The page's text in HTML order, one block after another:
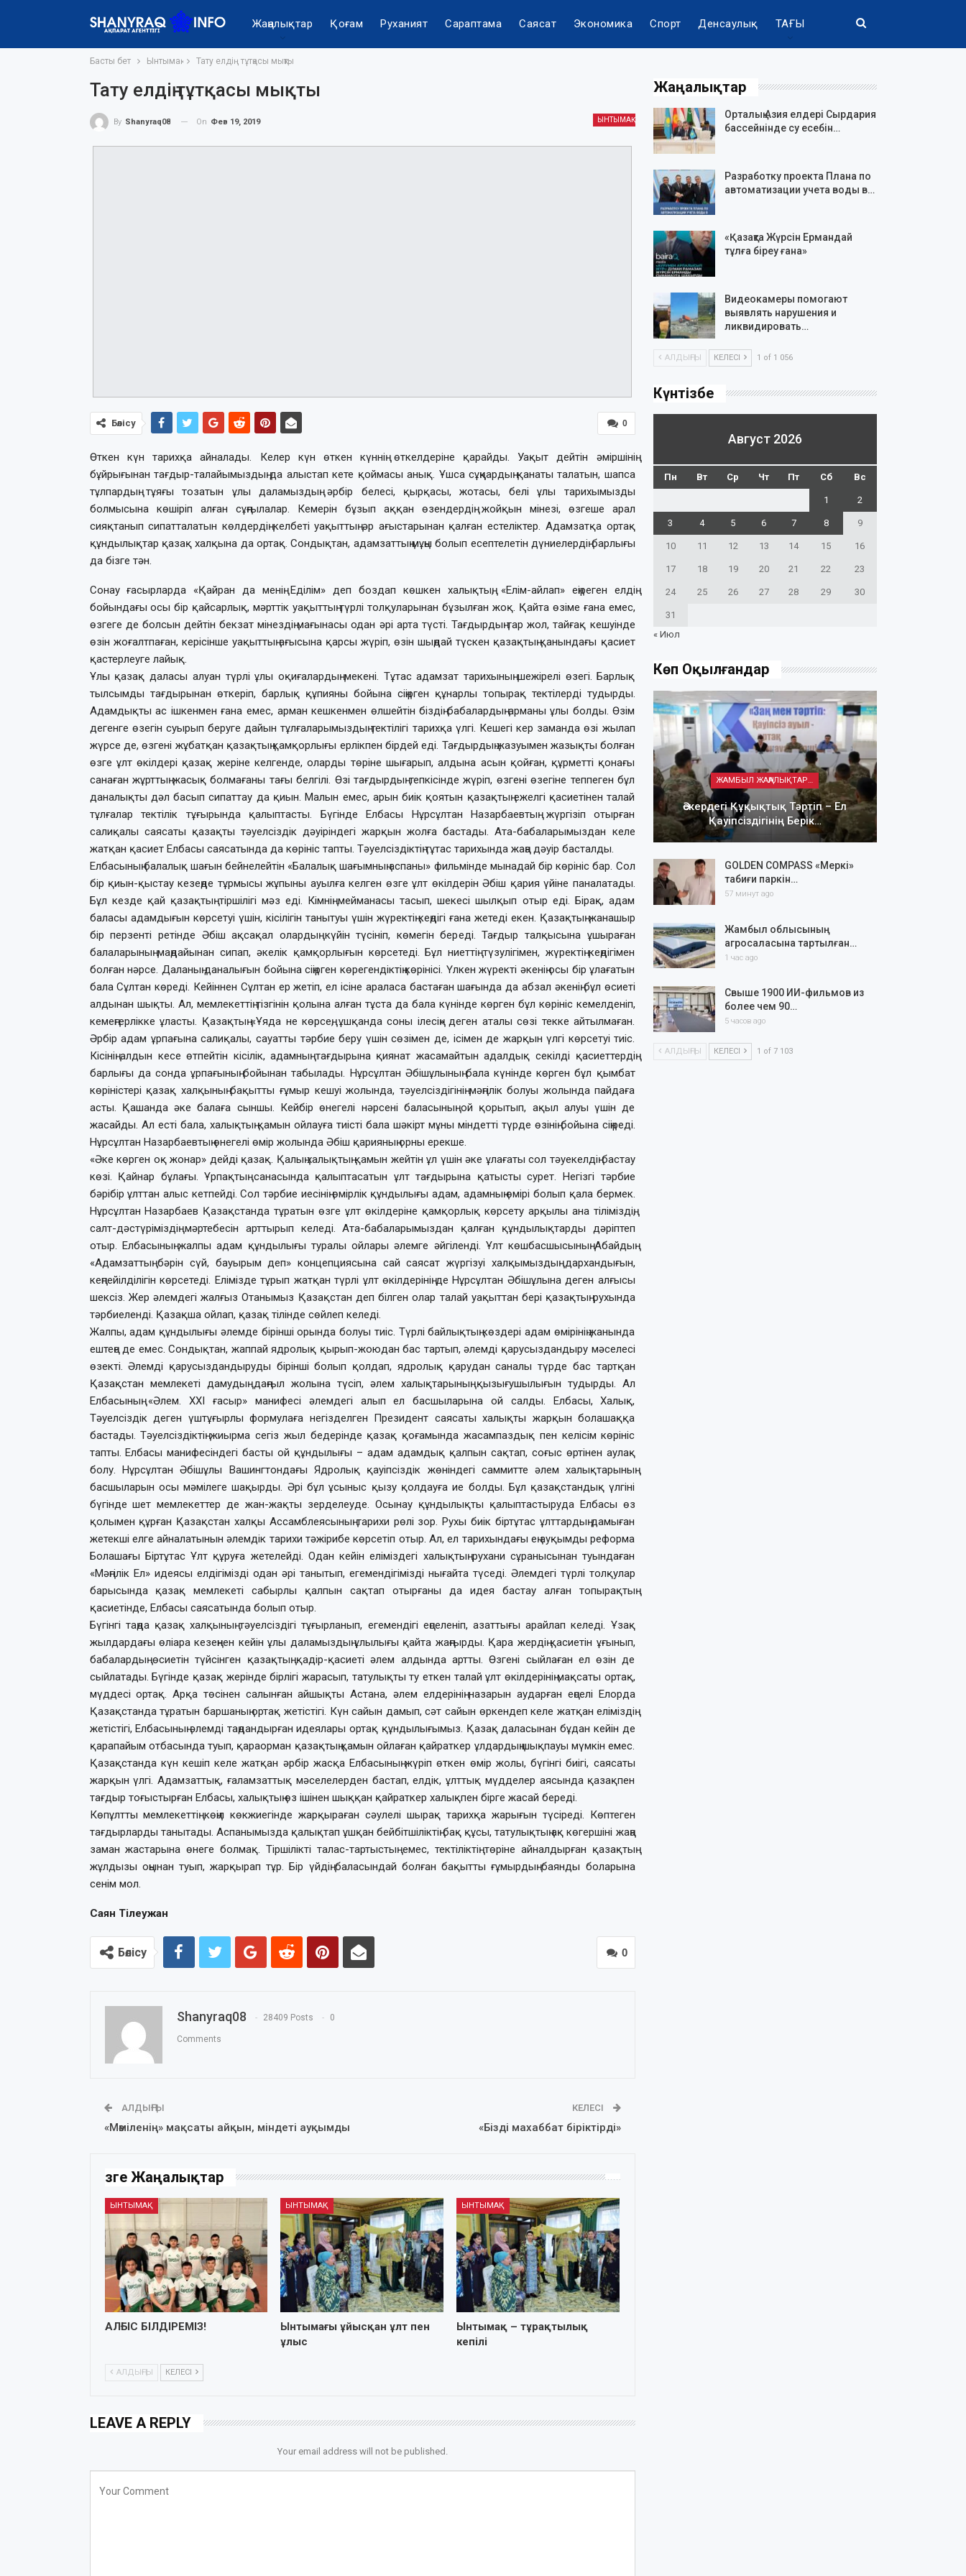
Жаңалықтар Қоғам Руханият Сараптама Саясат Экономика Спорт Денсаулық ТАҒЫ
Басты бет Ынтымақ Тату елдің тұтқасы мықты
Тату елдің тұтқасы мықты
ЫНТЫМАҚ
By Shanyraq08 On Фев 19, 2019
0
Бөлісу
Өткен күн тарихқа айналады. Келер күн өткен күннің өткелдеріне қарайды. Уақыт дейтін әміршінің
бұйрығынан тағдыр-талайымыздың да алыстап кете қоймасы анық. Ұшса сұңқардың қанаты талатын, шапса
тұлпардың тұяғы тозатын ұлы даламыздың әрбір белесі, қырқасы, жотасы, белі ұлы тарихымызды
болмысына көшіріп алған сұңғылалар. Кемерін бұзып аққан өзендердің жойқын мінезі, өзгеше арал
сияқтанып сипатталатын көлдердің келбеті уақыттың әр ағыстарынан қалған естеліктер. Адамзатқа ортақ
құндылықтар қазақ халқына да ортақ. Сондықтан, адамзаттың мұңы болып есептелетін дүниелердің барлығы
да бізге тән.
Сонау ғасырларда «Қайран да менің Еділім» деп боздап көшкен халықтың, «Елім-айлап» еңіреген елдің
бойындағы осы бір қайсарлық, мәрттік уақыттың түрлі толқуларынан бұзылған жоқ. Қайта өзіме ғана емес,
өзгеге де болсын дейтін бекзат мінездің мағынасы одан әрі арта түсті. Тағдырдың тар жол, тайғақ кешуінде
өзін жоғалтпаған, керісінше уақыттың ағысына қарсы жүріп, өзін шыңдай түскен қазақтың қанындағы қасиет
қастерлеуге лайық.
Ұлы қазақ даласы алуан түрлі ұлы оқиғалардың мекені. Тұтас адамзат тарихының шежірелі өзегі. Барлық
тылсымды тағдырынан өткеріп, барлық құпияны бойына сіңірген құнарлы топырақ тектілерді тудырды.
Адамдықты ас ішкенмен ғана емес, арман кешкенмен өлшейтін біздің бабалардың арманы ұлы болды. Өзім
дегенге өзегін суырып беруге дайын тұлғаларымыздың тектілігі тарихқа үлгі. Кешегі кер заманда өзі жылап
жүрсе де, өзгені жұбатқан қазақтың қамқорлығы ерлікпен бірдей еді. Тағдырдың жазуымен жазықты болған
өзге ұлт өкілдері қазақ жеріне келгенде, оларды төріне шығарып, алдына асын қойған, құрметті қонағы
санаған жұрттың жасық болмағаны тағы белгілі. Өзі тағдырдың тепкісінде жүріп, өзгені өзегіне теппеген бұл
даналықты дәл басып сипаттау да қиын. Малын емес, арын биік қоятын қазақтың ежелгі қасиетінен талай
тұлғалар тектілік тұғырында қалыптасты. Бүгінде Елбасы Нұрсұлтан Назарбаевтың жүргізіп отырған
салиқалы саясаты қазақты тәуелсіздік дәуіріндегі жарқын жолға бастады. Ата-бабаларымыздан келе
жатқан қасиет Елбасы саясатында да көрініс тапты. Тәуелсіздіктің тұтас тарихында жаңа дәуір басталды.
Елбасының балалық шағын бейнелейтін «Балалық шағымның аспаны» фильмінде мынадай бір көрініс бар. Сол
бір қиын-қыстау кезеңде тұрмысы жұпыны ауылға келген өзге ұлт өкілдерін Әбіш қария үйіне паналатады.
Бұл кезде қай қазақтың тіршілігі мәз еді. Кімнің мейманасы тасып, шекесі шылқып отыр еді. Бірақ, адам
баласы адамдығын көрсетуі үшін, кісілігін танытуы үшін жүректің кеңдігі ғана жетеді екен. Қазақтың жанашыр
бір перзенті ретінде Әбіш ақсақал олардың күйін түсініп, көмегін береді. Тағдыр талқысына ұшыраған
балаларының маңдайынан сипап, әкелік қамқорлығын көрсетеді. Бұл ниеттің түзулігімен, жүректің кеңдігімен
болған нәрсе. Даланың даналығын бойына сіңірген көрегендіктің көрінісі. Үлкен жүректі әкенің осы бір ұлағатын
бала Сұлтан көреді. Кейіннен Сұлтан ер жетіп, ел ісіне араласа бастаған шағында да абзал әкенің бұл өсиеті
алдынан шықты. Ал, мемлекеттің тізгінін қолына алған тұста да бала күнінде көрген бұл көрініс кемелденіп,
кемеңгерлікке ұласты. Қазақтың «Ұяда не көрсең, ұшқанда соны ілесің» деген аталы сөзі текке айтылмаған.
Әрбір адам ұрпағына салиқалы, сауатты тәрбие беру үшін сөзімен де, ісімен де жарқын үлгі көрсетуі тиіс.
Кісінің алдын кесе өтпейтін кісілік, адамның тағдырына қиянат жасамайтын адалдық секілді қасиеттердің
барлығы да сонда ұрпағының бойынан табылады. Нұрсұлтан Әбішұлының бала күнінде көрген бұл қымбат
көріністері қазақ халқының бақытты ғұмыр кешуі жолында, тәуелсіздігінің мәңгілік болуы жолында пайдаға
асты. Қашанда әке балаға сыншы. Кейбір өнегелі нәрсені баласының ой қорытып, ақыл алуы үшін де
жасайды. Ал есті бала, халықтың қамын ойлауға тиісті бала шәкірт мұны міндетті түрде өзінің бойына сіңіреді.
Нұрсұлтан Назарбаевтың өнегелі өмір жолында Әбіш қарияның орны ерекше.
«Әке көрген оқ жонар» дейді қазақ. Қалың халықтың қамын жейтін ұл үшін әке ұлағаты сол тәуекелдің бастау
көзі. Қайнар бұлағы. Ұрпақтың санасында қалыптасатын ұлт тағдырына қатысты сурет. Негізгі тәрбие
бәрібір ұлттан алыс кетпейді. Сол тәрбие иесінің өмірлік құндылығы адам, адамның өмірі болып қала бермек.
Нұрсұлтан Назарбаев Қазақстанда тұратын өзге ұлт өкілдеріне қамқорлық көрсету арқылы ана тіліміздің,
салт-дәстүріміздің мәртебесін арттырып келеді. Ата-бабаларымыздан қалған құндылықтарды дәріптеп
отыр. Елбасының жалпы адам құндылығы туралы ойлары әлемге әйгіленді. Ұлт көшбасшысының Абайдың
«Адамзаттың бәрін сүй, бауырым деп» концепциясына сай саясат жүргізуі халқымыздың дархандығын,
кеңпейілділігін көрсетеді. Елімізде тұрып жатқан түрлі ұлт өкілдерінің де Нұрсұлтан Әбішұлына деген алғысы
шексіз. Жер әлемдегі жалғыз Отанымыз Қазақстан деп білген олар талай уақыттан бері қазақтың рухында
тәрбиеленді. Қазақша ойлап, қазақ тілінде сөйлеп келеді.
Жалпы, адам құндылығы әлемде бірінші орында болуы тиіс. Түрлі байлықтың көздері адам өмірінің жанында
ештеңе де емес. Сондықтан, жаппай ядролық қырып-жоюдан бас тартып, әлемді қарусыздандыру мәселесі
өзекті. Әлемді қарусыздандыруды бірінші болып қолдап, ядролық қарудан саналы түрде бас тартқан
Қазақстан мемлекеті дамудың даңғыл жолына түсіп, әлем халықтарының қызығушылығын тудырды. Ал
Елбасының «Әлем. ХХІ ғасыр» манифесі әлемдегі алып ел басшыларына ой салды. Елбасы, Халық,
Тәуелсіздік деген үштұғырлы формулаға негізделген Президент саясаты халықты жарқын болашаққа
бастады. Тәуелсіздіктің жиырма сегіз жыл бедерінде қазақ қоғамында жасампаздық пен келісім көрініс
тапты. Елбасы манифесіндегі басты ой құндылығы – адам адамдық қалпын сақтап, соғыс өртінен аулақ
болу. Нұрсұлтан Әбішұлы Вашингтондағы Ядролық қауіпсіздік жөніндегі саммитте әлем халықтарының
басшыларын осы мәмілеге шақырды. Әрі бұл ұсыныс қызу қолдауға ие болды. Бұл қазақстандық үлгіні
бүгінде шет мемлекеттер де жан-жақты зерделеуде. Осынау құндылықты қалыптастыруда Елбасы өз
қолымен құрған Қазақстан халқы Ассамблеясының тарихи рөлі зор. Рухы биік біртұтас ұлттардың дамыған
жетекші елге айналатынын әлемдік тарихи тәжірибе көрсетіп отыр. Ал, ел тарихындағы ең ауқымды реформа
Болашағы Біртұтас Ұлт құруға жетелейді. Одан кейін еліміздегі халықтың рухани сұранысынан туындаған
«Мәңгілік Ел» идеясы елдігімізді одан әрі танытып, егемендігімізді нығайта түседі. Әлемдегі түрлі толқулар
барысында қазақ мемлекеті сабырлы қалпын сақтап отырғаны да идея бастау алған топырақтың
қасиетінде, Елбасы саясатында болып отыр.
Бүгінгі таңда қазақ халқының тәуелсіздігі тұғырланып, егемендігі еңселеніп, азаттығы арайлап келеді. Ұзақ
жылдардағы өліара кезеңнен кейін ұлы даламыздың ұлылығы қайта жаңғырды. Қара жердің қасиетін ұғынып,
бабалардың өсиетін түйсінген қазақтың қадір-қасиеті әлем алдында артты. Өзгені сыйлаған ел өзін де
сыйлатады. Бүгінде қазақ жерінде бірлігі жарасып, татулықты ту еткен талай ұлт өкілдерінің мақсаты ортақ,
мүддесі ортақ. Арқа төсінен салынған айшықты Астана, әлем елдерінің назарын аударған еңселі Елорда
Қазақстанда тұратын баршаның ортақ жетістігі. Күн сайын дамып, сәт сайын өркендеп келе жатқан еліміздің
жетістігі, Елбасының әлемді таңдандырған идеялары ортақ құндылығымыз. Қазақ даласынан бұдан кейін де
қарапайым отбасында туып, қараорман қазақтың қамын ойлаған қайраткер ұлдардың шықпауы мүмкін емес.
Қазақстанда күн кешіп келе жатқан әрбір жасқа Елбасының жүріп өткен өмір жолы, бүгінгі биігі, саясаты
жарқын үлгі. Адамзаттық, ғаламзаттық мәселелерден бастап, елдік, ұлттық мүдделер аясында қазақпен
тағдыр тоғыстырған Елбасы, халықтың өз ішінен шыққан қайраткер халықпен бірге жасай береді.
Көпұлтты мемлекеттің көңіл көкжиегінде жарқыраған сәулелі шырақ тарихқа жарығын түсіреді. Көптеген
тағдырларды танытады. Аспанымызда қалықтап ұшқан бейбітшіліктің бақ құсы, татулықтың ақ көгершіні жаңа
заман жастарына өнеге болмақ. Тіршілікті талас-тартыстың емес, тектіліктің төріне айналдырған қазақтың
жұлдызы оңынан туып, жарқырап тұр. Бір үйдің баласындай болған бақытты ғұмырдың баянды боларына
сенім мол.
Саян Тілеужан
0
Бөлісу
Shanyraq08 28409 Posts 0
Comments
АЛДЫҢҒЫ
«Мәміленің» мақсаты айқын, міндеті ауқымды
КЕЛЕСІ
«Бізді махаббат біріктірді»
Өзге Жаңалықтар
ЫНТЫМАҚ
АЛҒЫС БІЛДІРЕМІЗ!
ЫНТЫМАҚ
Ынтымағы ұйысқан ұлт пен
ұлыс
ЫНТЫМАҚ
Ынтымақ – тұрақтылық
кепілі
АЛДЫҢҒЫ КЕЛЕСІ
LEAVE A REPLY
Your email address will not be published.
Жаңалықтар
Орталық Азия елдері Сырдария
бассейнінде су есебін…
Разработку проекта Плана по
автоматизации учета воды в…
«Қазақта Жүрсін Ермандай
тұлға біреу ғана»
Видеокамеры помогают
выявлять нарушения и
ликвидировать…
АЛДЫҢҒЫ КЕЛЕСІ 1 of 1 056
Күнтізбе
Август 2026
Пн Вт Ср Чт Пт Сб Вс
1 2
3 4 5 6 7 8 9
10 11 12 13 14 15 16
17 18 19 20 21 22 23
24 25 26 27 28 29 30
31
« Июл
Көп Оқылғандар
ЖАМБЫЛ ЖАҢАЛЫҚТАРЫ
Әскердегі Құқықтық Тәртіп – Ел
Қауіпсіздігінің Берік…
GOLDEN COMPASS «Меркі»
табиғи паркін…
57 минут ago
Жамбыл облысының
агросаласына тартылған…
1 час ago
Свыше 1900 ИИ-фильмов из
более чем 90…
5 часов ago
АЛДЫҢҒЫ КЕЛЕСІ 1 of 7 103